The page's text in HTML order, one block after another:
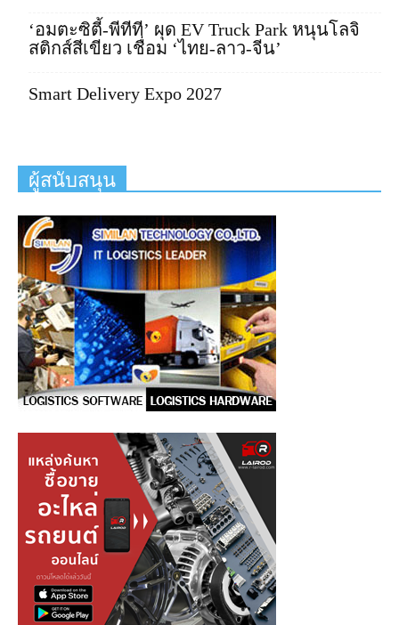
‘อมตะซิตี้-พีทีที’ ผุด EV Truck Park หนุนโลจิ
สติกส์สีเขียว เชื่อม ‘ไทย-ลาว-จีน’
Smart Delivery Expo 2027
ผู้สนับสนุน